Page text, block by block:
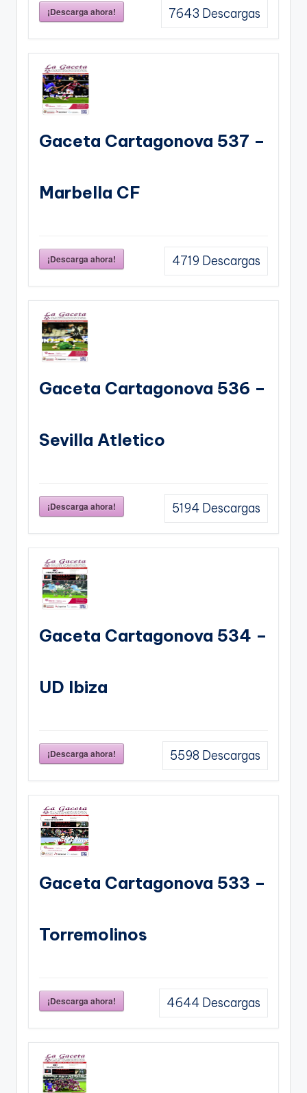
¡Descarga ahora! 7643 Descargas
Gaceta Cartagonova 537 –
Marbella CF
¡Descarga ahora! 4719 Descargas
Gaceta Cartagonova 536 –
Sevilla Atletico
¡Descarga ahora! 5194 Descargas
Gaceta Cartagonova 534 –
UD Ibiza
¡Descarga ahora! 5598 Descargas
Gaceta Cartagonova 533 –
Torremolinos
¡Descarga ahora! 4644 Descargas